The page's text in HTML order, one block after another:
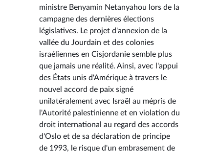
ministre Benyamin Netanyahou lors de la
campagne des dernières élections
législatives. Le projet d'annexion de la
vallée du Jourdain et des colonies
israéliennes en Cisjordanie semble plus
que jamais une réalité. Ainsi, avec l'appui
des États unis d'Amérique à travers le
nouvel accord de paix signé
unilatéralement avec Israël au mépris de
l'Autorité palestinienne et en violation du
droit international au regard des accords
d'Oslo et de sa déclaration de principe
de 1993, le risque d'un embrasement de